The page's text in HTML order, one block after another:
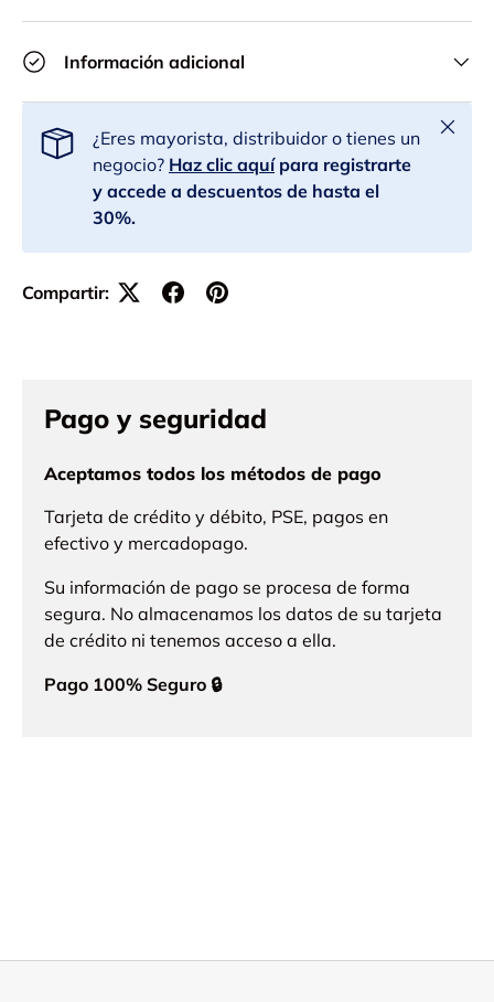
Información adicional
¿Eres mayorista, distribuidor o tienes un
negocio? Haz clic aquípara registrarte
y accede a descuentos de hasta el
30%.
Cerrar
Compartir:
Pago y seguridad
Aceptamos todos los métodos de pago
Tarjeta de crédito y débito, PSE, pagos en
efectivo y mercadopago.
Su información de pago se procesa de forma
segura. No almacenamos los datos de su tarjeta
de crédito ni tenemos acceso a ella.
Pago 100% Seguro 🔒